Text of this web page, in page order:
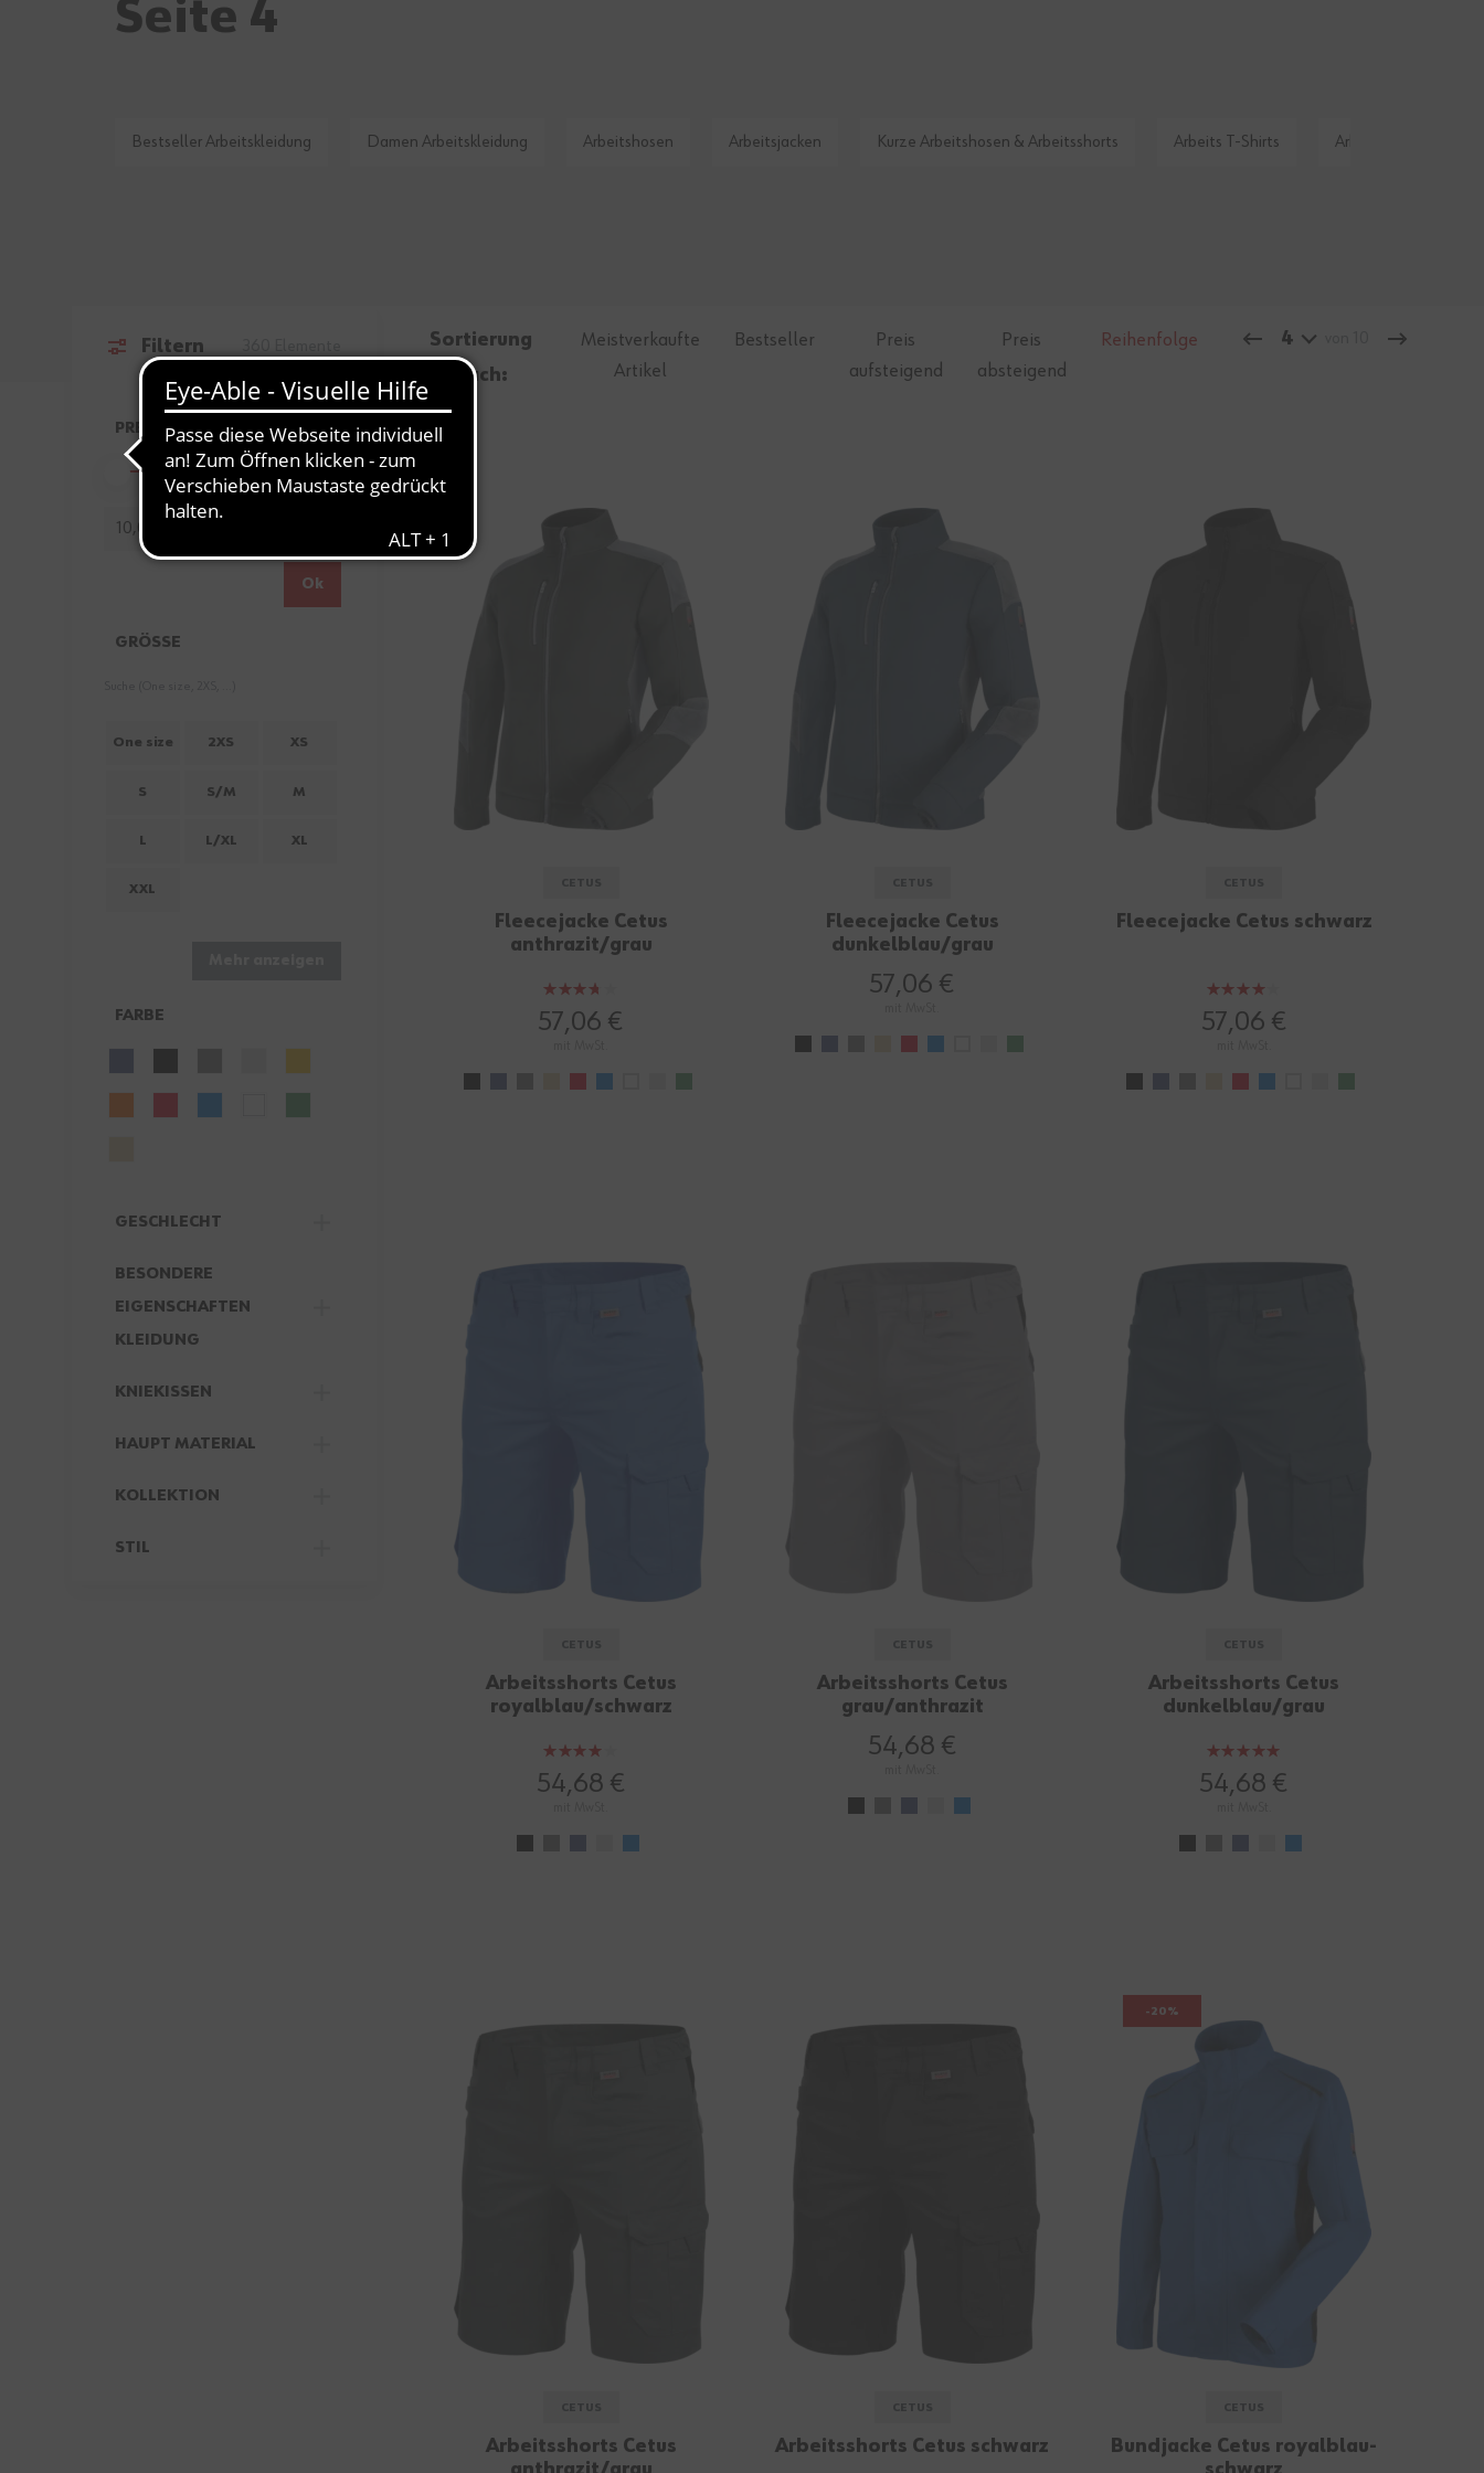
Seite 4
Bestseller Arbeitskleidung Damen Arbeitskleidung Arbeitshosen Arbeitsjacken Kurze Arbeitshosen & Arbeitsshorts Arbeits T-Shirts Arbeitspoloshirts
Filtern
PREIS
FILTER
Minimum value
10,00 €
Ok
GRÖSSE
One size 2XS XS
S S/M M
L L/XL XL
XXL
FARBE
FILTER
GESCHLECHT
BESONDERE
EIGENSCHAFTEN
KLEIDUNG
KNIEKISSEN
HAUPT MATERIAL
KOLLEKTION
STIL
4
Sortierung
nach:
Meistverkaufte
Artikel
Bestseller
Preis
aufsteigend
Preis
absteigend
Reihenfolge
Fleecejacke Cetus
anthrazit/grau
Bewertung:
73%
57,06 €
Fleecejacke Cetus
dunkelblau/grau
57,06 €
Fleecejacke Cetus schwarz
Bewertung:
80%
57,06 €
Arbeitsshorts Cetus
royalblau/schwarz
Bewertung:
80%
54,68 €
Arbeitsshorts Cetus
grau/anthrazit
54,68 €
Arbeitsshorts Cetus
dunkelblau/grau
Bewertung:
100%
54,68 €
Arbeitsshorts Cetus
Arbeitsshorts Cetus schwarz
-20%
Bundjacke Cetus royalblau-